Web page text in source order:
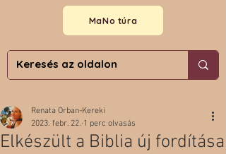
MaNo túra
Elkészült a Biblia új fordítása
Renata Orban-Kereki
2023. febr. 22. 1 perc olvasás